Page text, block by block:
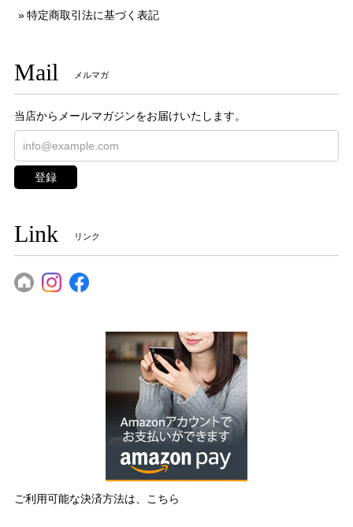
特定商取引法に基づく表記
Mail メルマガ
当店からメールマガジンをお届けいたします。
登録
Link リンク
ご利用可能な決済方法は、こちら